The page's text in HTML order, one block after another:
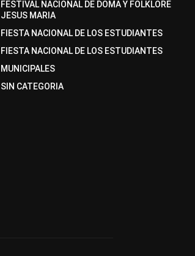
FESTIVAL NACIONAL DE DOMA Y FOLKLORE
JESUS MARIA
FIESTA NACIONAL DE LOS ESTUDIANTES
FIESTA NACIONAL DE LOS ESTUDIANTES
MUNICIPALES
SIN CATEGORIA